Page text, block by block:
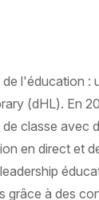
l'éducation :
(dHL). En
classe avec
en direct et
grâce à des